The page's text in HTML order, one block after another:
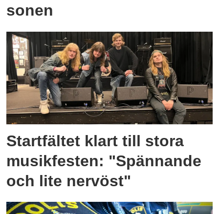
sonen
Startfältet klart till stora
musikfesten: "Spännande
och lite nervöst"